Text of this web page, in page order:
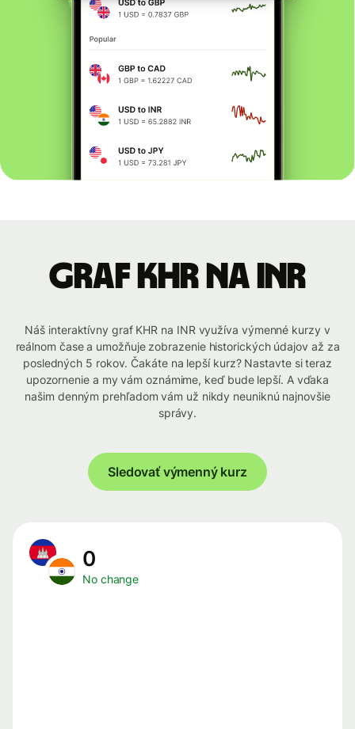
graf KHR na INR
Náš interaktívny graf KHR na INR využíva výmenné kurzy v
reálnom čase a umožňuje zobrazenie historických údajov až za
posledných 5 rokov. Čakáte na lepší kurz? Nastavte si teraz
upozornenie a my vám oznámime, keď bude lepší. A vďaka
našim denným prehľadom vám už nikdy neuniknú najnovšie
správy.
Sledovať výmenný kurz
0
No change